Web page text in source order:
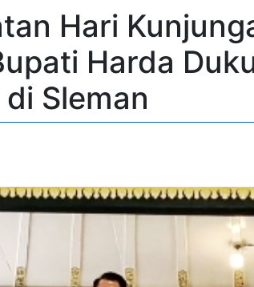
Hari
Harda
Sleman